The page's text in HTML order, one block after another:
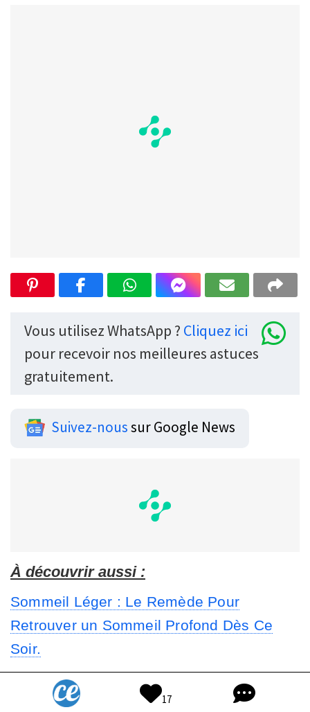
Vous utilisez WhatsApp ? Cliquez ici
pour recevoir nos meilleures astuces
gratuitement.
Suivez-noussur Google News
À découvrir aussi :
Sommeil Léger : Le Remède Pour
Retrouver un Sommeil Profond Dès Ce
Soir.
Vous Avez Du Mal à Dormir ? Voici le
Guide Des Meilleures Positions Pour une
17